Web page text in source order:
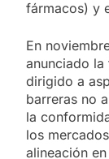
fármacos) y
En
anunciado la
dirigido a
barreras no
la
los
alineación